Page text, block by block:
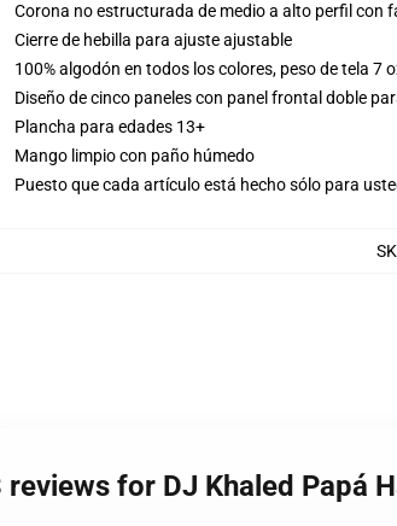
Corona no estructurada de medio a alto perfil con
Cierre de hebilla para ajuste ajustable
100% algodón en todos los colores, peso de tela 7
Diseño de cinco paneles con panel frontal doble
Plancha para edades 13+
Mango limpio con paño húmedo
Puesto que cada artículo está hecho sólo para
reviews for DJ Khaled Papá